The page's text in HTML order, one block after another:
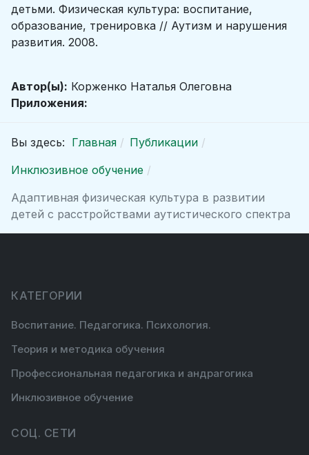
детьми. Физическая культура: воспитание,
образование, тренировка // Аутизм и нарушения
развития. 2008.
Автор(ы): Корженко Наталья Олеговна
Приложения:
Вы здесь: Главная
Публикации
Инклюзивное обучение
Адаптивная физическая культура в развитии
детей с расстройствами аутистического спектра
КАТЕГОРИИ
Воспитание. Педагогика. Психология.
Теория и методика обучения
Профессиональная педагогика и андрагогика
Инклюзивное обучение
СОЦ. СЕТИ